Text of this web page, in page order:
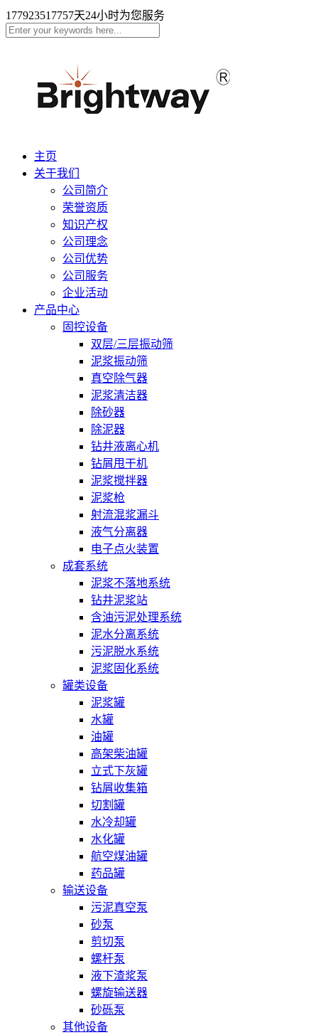
177923517757天24小时为您服务
主页
关于我们
公司简介
荣誉资质
知识产权
公司理念
公司优势
公司服务
企业活动
产品中心
固控设备
双层/三层振动筛
泥浆振动筛
真空除气器
泥浆清洁器
除砂器
除泥器
钻井液离心机
钻屑甩干机
泥浆搅拌器
泥浆枪
射流混浆漏斗
液气分离器
电子点火装置
成套系统
泥浆不落地系统
钻井泥浆站
含油污泥处理系统
泥水分离系统
污泥脱水系统
泥浆固化系统
罐类设备
泥浆罐
水罐
油罐
高架柴油罐
立式下灰罐
钻屑收集箱
切割罐
水冷却罐
水化罐
航空煤油罐
药品罐
输送设备
污泥真空泵
砂泵
剪切泵
螺杆泵
液下渣浆泵
螺旋输送器
砂砾泵
其他设备